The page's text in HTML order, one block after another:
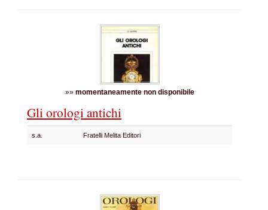
»» momentaneamente non disponibile
Gli orologi antichi
s.a. Fratelli Melita Editori